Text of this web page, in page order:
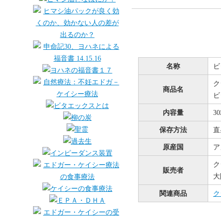
名称
商品名
内容量
保存方法
原産国
販売者
関連商品